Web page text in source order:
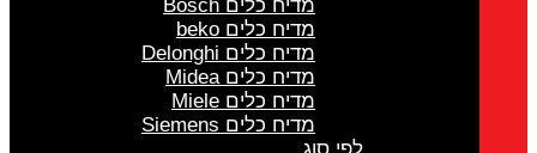
מדיח כלים Bosch
מדיח כלים beko
מדיח כלים Delonghi
מדיח כלים Midea
מדיח כלים Miele
מדיח כלים Siemens